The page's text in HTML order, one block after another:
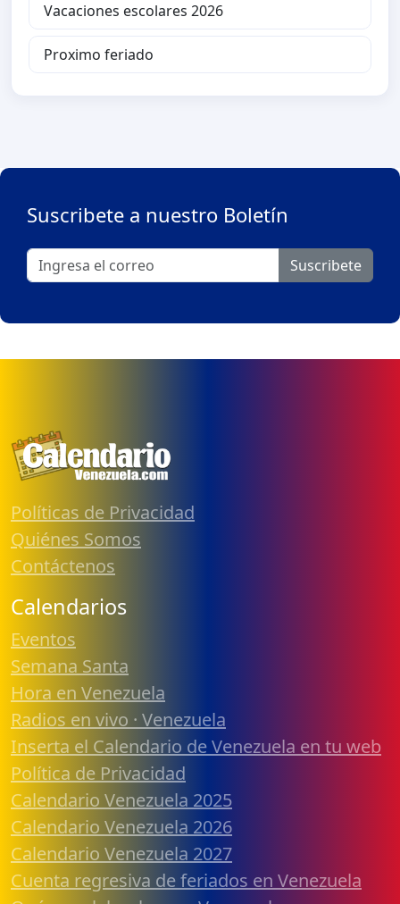
Vacaciones escolares 2026
Proximo feriado
Suscribete a nuestro Boletín
Suscribete
Políticas de Privacidad
Quiénes Somos
Contáctenos
Calendarios
Eventos
Semana Santa
Hora en Venezuela
Radios en vivo · Venezuela
Inserta el Calendario de Venezuela en tu web
Política de Privacidad
Calendario Venezuela 2025
Calendario Venezuela 2026
Calendario Venezuela 2027
Cuenta regresiva de feriados en Venezuela